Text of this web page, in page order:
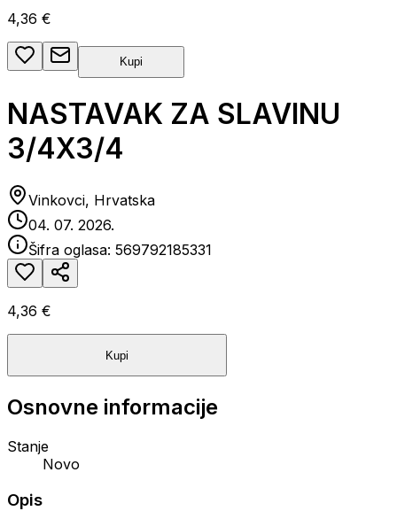
4,36 €
Kupi
NASTAVAK ZA SLAVINU
3/4X3/4
Vinkovci, Hrvatska
04. 07. 2026.
Šifra oglasa: 569792185331
4,36 €
Kupi
Osnovne informacije
Stanje
Novo
Opis